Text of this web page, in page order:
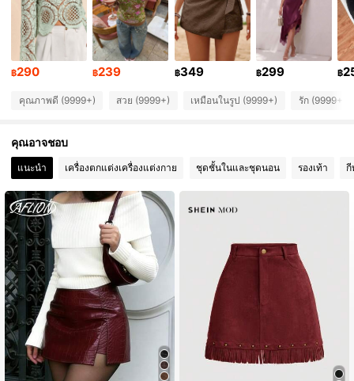
4.86 557K ผู้ติดตาม
4.86 557K ผู้ติดตาม
557K ผู้ติดตาม
4.86 557K ผู้ติดตาม
4.86 557K ผู้ติดตาม
4.86 557K ผู้ติดตาม
฿290 ฿239 ฿349 ฿299 ฿
คุณภาพดี (9999+) สวย (9999+) เหมือนในรูป (9999+) รัก (9999+)
คุณอาจชอบ
แนะนำ เครื่องตกแต่งเครื่องแต่งกาย ชุดชั้นในและชุดนอน รองเท้า กี